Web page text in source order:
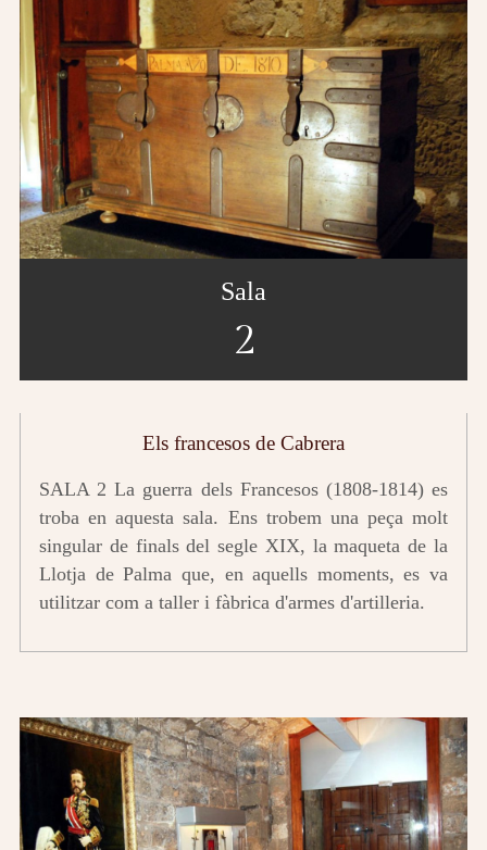
Sala
2
Els francesos de Cabrera
SALA 2 La guerra dels Francesos (1808-1814) es
troba en aquesta sala. Ens trobem una peça molt
singular de finals del segle XIX, la maqueta de la
Llotja de Palma que, en aquells moments, es va
utilitzar com a taller i fàbrica d'armes d'artilleria.